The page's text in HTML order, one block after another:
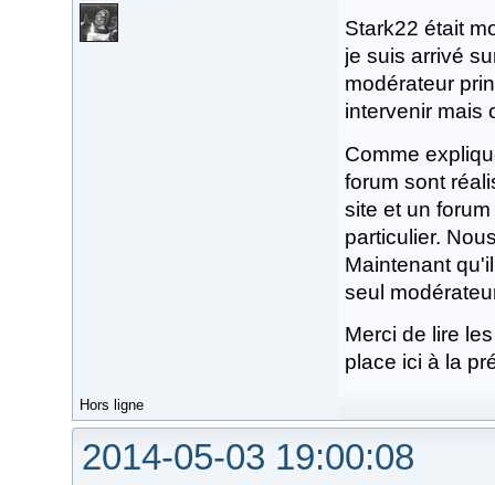
Stark22 était
je suis arrivé
modérateur
intervenir mais
Comme
forum sont
site et un
particulier.
Maintenant
seul
Merci de lire
place ici à la
Hors ligne
2014-05-03 19:00:08